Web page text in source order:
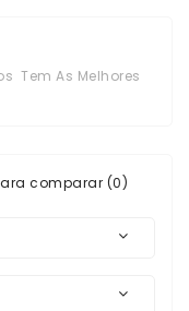
Tem As Melhores
comparar (0)